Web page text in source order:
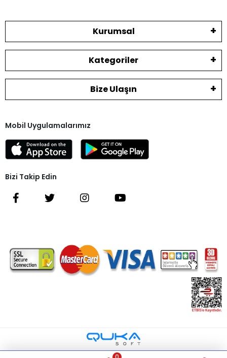
Kurumsal
Kategoriler
Bize Ulaşın
Mobil Uygulamalarımız
Bizi Takip Edin